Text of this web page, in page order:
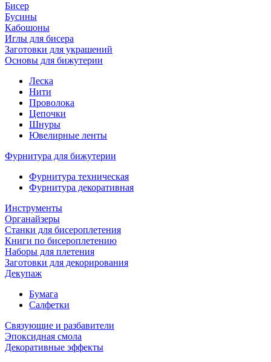
Бисер
Бусины
Кабошоны
Иглы для бисера
Заготовки для украшений
Основы для бижутерии
Леска
Нити
Проволока
Цепочки
Шнуры
Ювелирные ленты
Фурнитура для бижутерии
Фурнитура техническая
Фурнитура декоративная
Инструменты
Органайзеры
Станки для бисероплетения
Книги по бисероплетению
Наборы для плетения
Заготовки для декорирования
Декупаж
Бумага
Салфетки
Связующие и разбавители
Эпоксидная смола
Декоративные эффекты